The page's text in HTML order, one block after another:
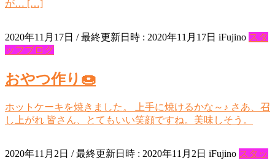
が… […]
2020年11月17日 / 最終更新日時 : 2020年11月17日 iFujino スタ
ッフブログ
おやつ作り🍩
ホットケーキを焼きました。 上手に焼けるかな～♪ さあ、召
し上がれ 皆さん、とてもいい笑顔ですね。美味しそう。
2020年11月2日 / 最終更新日時 : 2020年11月2日 iFujino スタッ